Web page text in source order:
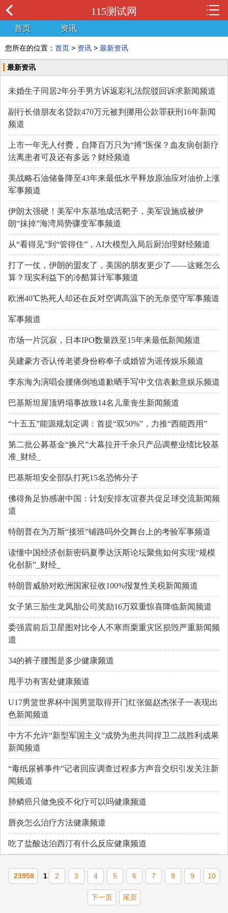
115测试网
首页 资讯
您所在的位置： 首页 > 资讯 > 最新资讯
最新资讯
未婚生子同居2年分手男方诉返彩礼法院驳回诉求新闻频道
副行长借朋友名贷款470万元被判挪用公款罪获刑16年新闻
频道
上市一年无人付费，自降百万只为“搏”医保？血友病创新疗
法离患者可及还有多远？财经频道
美战略石油储备降至43年来最低水平释放原油应对油价上涨
军事频道
伊朗太强硬！美军中东基地成活靶子，美军设施或被伊
朗“抹掉”海湾局势骤变军事频道
从“看得见”到“管得住”，AI大模型入局后厨治理财经频道
打了一仗，伊朗的盟友了，美国的朋友更少了——这账怎么
算？现实利益下的冷酷算计军事频道
欧洲40℃热死人却还在反对空调高温下的无奈坚守军事频道
军事频道
市场一片沉寂，日本IPO数量跌至15年来最低新闻频道
吴建豪方否认传老婆身份称奉子成婚皆为谣传娱乐频道
李东海为演唱会腰痛倒地道歉晒手写中文信表歉意娱乐频道
巴基斯坦屋顶坍塌事故致14名儿童丧生新闻频道
“十五五”能源规划定调：首提“双50%”，力推“西能西用”
第二批公募基金“换尺”大幕拉开千余只产品调整业绩比较基
准_财经_
巴基斯坦安全部队打死15名恐怖分子
佛得角足协感谢中国：计划安排友谊赛共促足球交流新闻频
道
特朗普在为万斯“接班”铺路吗外交舞台上的考验军事频道
读懂中国经济创新密码夏季达沃斯论坛聚焦如何实现“规模
化创新”_财经_
特朗普威胁对欧洲国家征收100%报复性关税新闻频道
女子第三胎生龙凤胎公司奖励16万双重惊喜降临新闻频道
委强震前后卫星图对比令人不寒而栗重灾区损毁严重新闻频
道
34的裤子腰围是多少健康频道
甩手功有害处健康频道
U17男篮世界杯中国男篮取得开门红张懿赵杰张子一表现出
色新闻频道
中方不允许“新型军国主义”成势为患共同捍卫二战胜利成果
新闻频道
“毒纸尿裤事件”记者回应调查过程多方声音交织引发关注新
闻频道
肺鳞癌只做免疫不化疗可以吗健康频道
唇炎怎么治疗方法健康频道
吃了盐酸达泊西汀有什么反应健康频道
23958 1 2 3 4 5 6 7 8 9 10
下一页 尾页